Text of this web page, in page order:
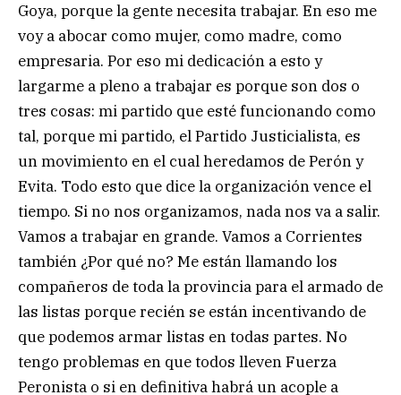
Goya, porque la gente necesita trabajar. En eso me
voy a abocar como mujer, como madre, como
empresaria. Por eso mi dedicación a esto y
largarme a pleno a trabajar es porque son dos o
tres cosas: mi partido que esté funcionando como
tal, porque mi partido, el Partido Justicialista, es
un movimiento en el cual heredamos de Perón y
Evita. Todo esto que dice la organización vence el
tiempo. Si no nos organizamos, nada nos va a salir.
Vamos a trabajar en grande. Vamos a Corrientes
también ¿Por qué no? Me están llamando los
compañeros de toda la provincia para el armado de
las listas porque recién se están incentivando de
que podemos armar listas en todas partes. No
tengo problemas en que todos lleven Fuerza
Peronista o si en definitiva habrá un acople a